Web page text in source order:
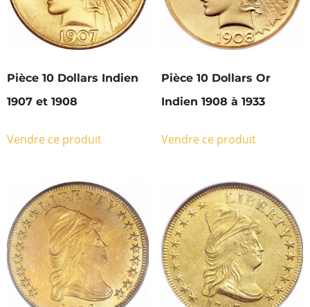
Pièce 10 Dollars Indien
1907 et 1908
Vendre ce produit
Pièce 10 Dollars Or
Indien 1908 à 1933
Vendre ce produit